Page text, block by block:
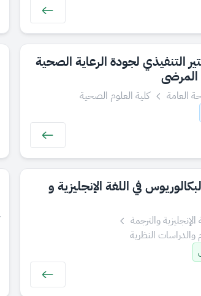
التنفيذي لجودة الرعاية الصحية
العامة كلية العلوم الصحية
في اللغة الإنجليزية و​
والترجمة
والدراسات النظرية